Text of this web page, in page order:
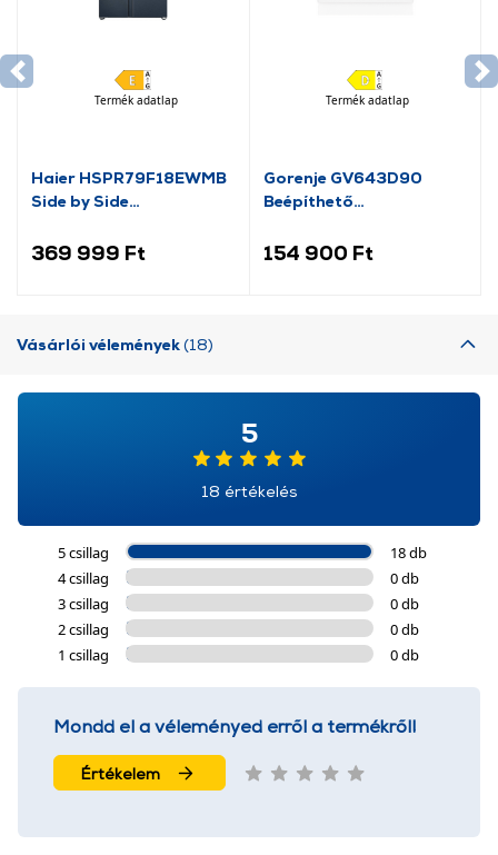
Termék adatlap
Haier HSPR79F18EWMB
Side by Side
369 999 Ft
Termék adatlap
Gorenje GV643D90
Beépíthető
154 900 Ft
Vásárlói vélemények(18)
5
18 értékelés
5 csillag
18 db
4 csillag
0 db
3 csillag
0 db
2 csillag
0 db
1 csillag
0 db
Mondd el a véleményed erről a termékről!
Értékelem